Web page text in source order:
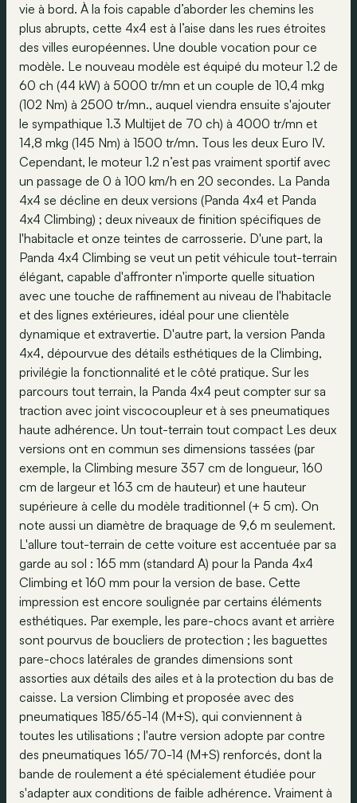
vie à bord. À la fois capable d’aborder les chemins les
plus abrupts, cette 4x4 est à l’aise dans les rues étroites
des villes européennes. Une double vocation pour ce
modèle. Le nouveau modèle est équipé du moteur 1.2 de
60 ch (44 kW) à 5000 tr/mn et un couple de 10,4 mkg
(102 Nm) à 2500 tr/mn., auquel viendra ensuite s'ajouter
le sympathique 1.3 Multijet de 70 ch) à 4000 tr/mn et
14,8 mkg (145 Nm) à 1500 tr/mn. Tous les deux Euro IV.
Cependant, le moteur 1.2 n’est pas vraiment sportif avec
un passage de 0 à 100 km/h en 20 secondes. La Panda
4x4 se décline en deux versions (Panda 4x4 et Panda
4x4 Climbing) ; deux niveaux de finition spécifiques de
l'habitacle et onze teintes de carrosserie. D'une part, la
Panda 4x4 Climbing se veut un petit véhicule tout-terrain
élégant, capable d'affronter n'importe quelle situation
avec une touche de raffinement au niveau de l'habitacle
et des lignes extérieures, idéal pour une clientèle
dynamique et extravertie. D'autre part, la version Panda
4x4, dépourvue des détails esthétiques de la Climbing,
privilégie la fonctionnalité et le côté pratique. Sur les
parcours tout terrain, la Panda 4x4 peut compter sur sa
traction avec joint viscocoupleur et à ses pneumatiques
haute adhérence. Un tout-terrain tout compact Les deux
versions ont en commun ses dimensions tassées (par
exemple, la Climbing mesure 357 cm de longueur, 160
cm de largeur et 163 cm de hauteur) et une hauteur
supérieure à celle du modèle traditionnel (+ 5 cm). On
note aussi un diamètre de braquage de 9,6 m seulement.
L'allure tout-terrain de cette voiture est accentuée par sa
garde au sol : 165 mm (standard A) pour la Panda 4x4
Climbing et 160 mm pour la version de base. Cette
impression est encore soulignée par certains éléments
esthétiques. Par exemple, les pare-chocs avant et arrière
sont pourvus de boucliers de protection ; les baguettes
pare-chocs latérales de grandes dimensions sont
assorties aux détails des ailes et à la protection du bas de
caisse. La version Climbing et proposée avec des
pneumatiques 185/65-14 (M+S), qui conviennent à
toutes les utilisations ; l'autre version adopte par contre
des pneumatiques 165/70-14 (M+S) renforcés, dont la
bande de roulement a été spécialement étudiée pour
s'adapter aux conditions de faible adhérence. Vraiment à